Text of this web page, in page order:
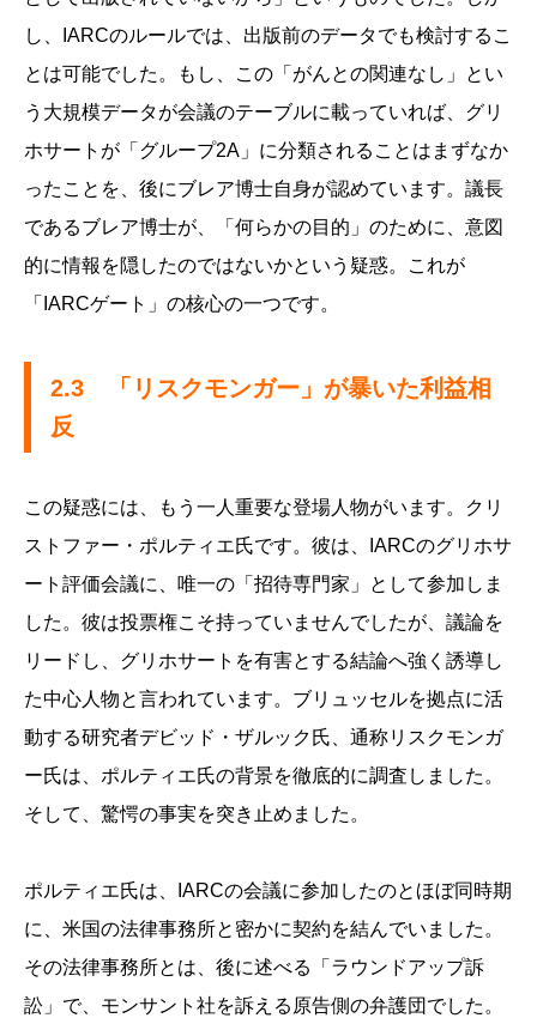
し、IARCのルールでは、出版前のデータでも検討するこ
とは可能でした。もし、この「がんとの関連なし」とい
う大規模データが会議のテーブルに載っていれば、グリ
ホサートが「グループ2A」に分類されることはまずなか
ったことを、後にブレア博士自身が認めています。議長
であるブレア博士が、「何らかの目的」のために、意図
的に情報を隠したのではないかという疑惑。これが
「IARCゲート」の核心の一つです。
2.3 「リスクモンガー」が暴いた利益相
反
この疑惑には、もう一人重要な登場人物がいます。クリ
ストファー・ポルティエ氏です。彼は、IARCのグリホサ
ート評価会議に、唯一の「招待専門家」として参加しま
した。彼は投票権こそ持っていませんでしたが、議論を
リードし、グリホサートを有害とする結論へ強く誘導し
た中心人物と言われています。ブリュッセルを拠点に活
動する研究者デビッド・ザルック氏、通称リスクモンガ
ー氏は、ポルティエ氏の背景を徹底的に調査しました。
そして、驚愕の事実を突き止めました。
ポルティエ氏は、IARCの会議に参加したのとほぼ同時期
に、米国の法律事務所と密かに契約を結んでいました。
その法律事務所とは、後に述べる「ラウンドアップ訴
訟」で、モンサント社を訴える原告側の弁護団でした。